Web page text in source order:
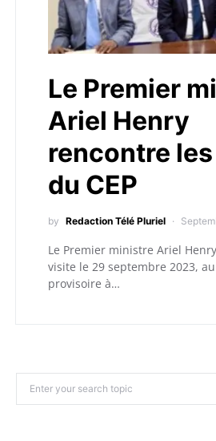
Le Premier
Ariel Henry
rencontre
du CEP
by Redaction Télé Pluriel
Le Premier ministre Ariel
visite le 29 septembre 2023,
provisoire à…